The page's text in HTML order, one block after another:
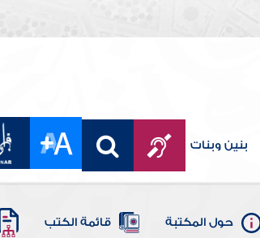
بنين وبنات
حول المكتبة قائمة الكتب